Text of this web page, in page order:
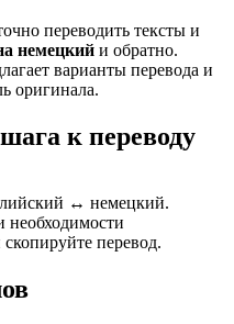
переводить тексты и
немецкий и обратно.
варианты перевода и
оригинала.
к переводу
↔ немецкий.
скопируйте перевод.